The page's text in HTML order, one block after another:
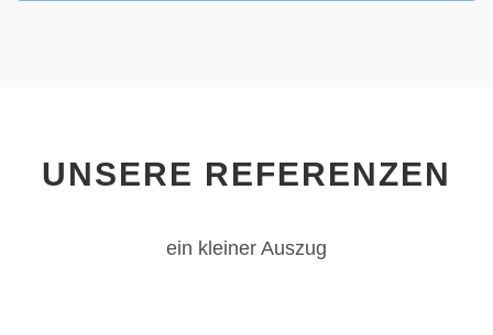
UNSERE REFERENZEN
ein kleiner Auszug